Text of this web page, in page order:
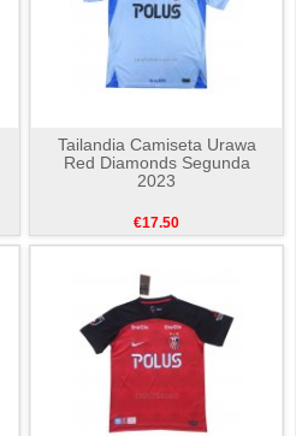
Tailandia Camiseta Urawa
Red Diamonds Segunda
2023
€17.50